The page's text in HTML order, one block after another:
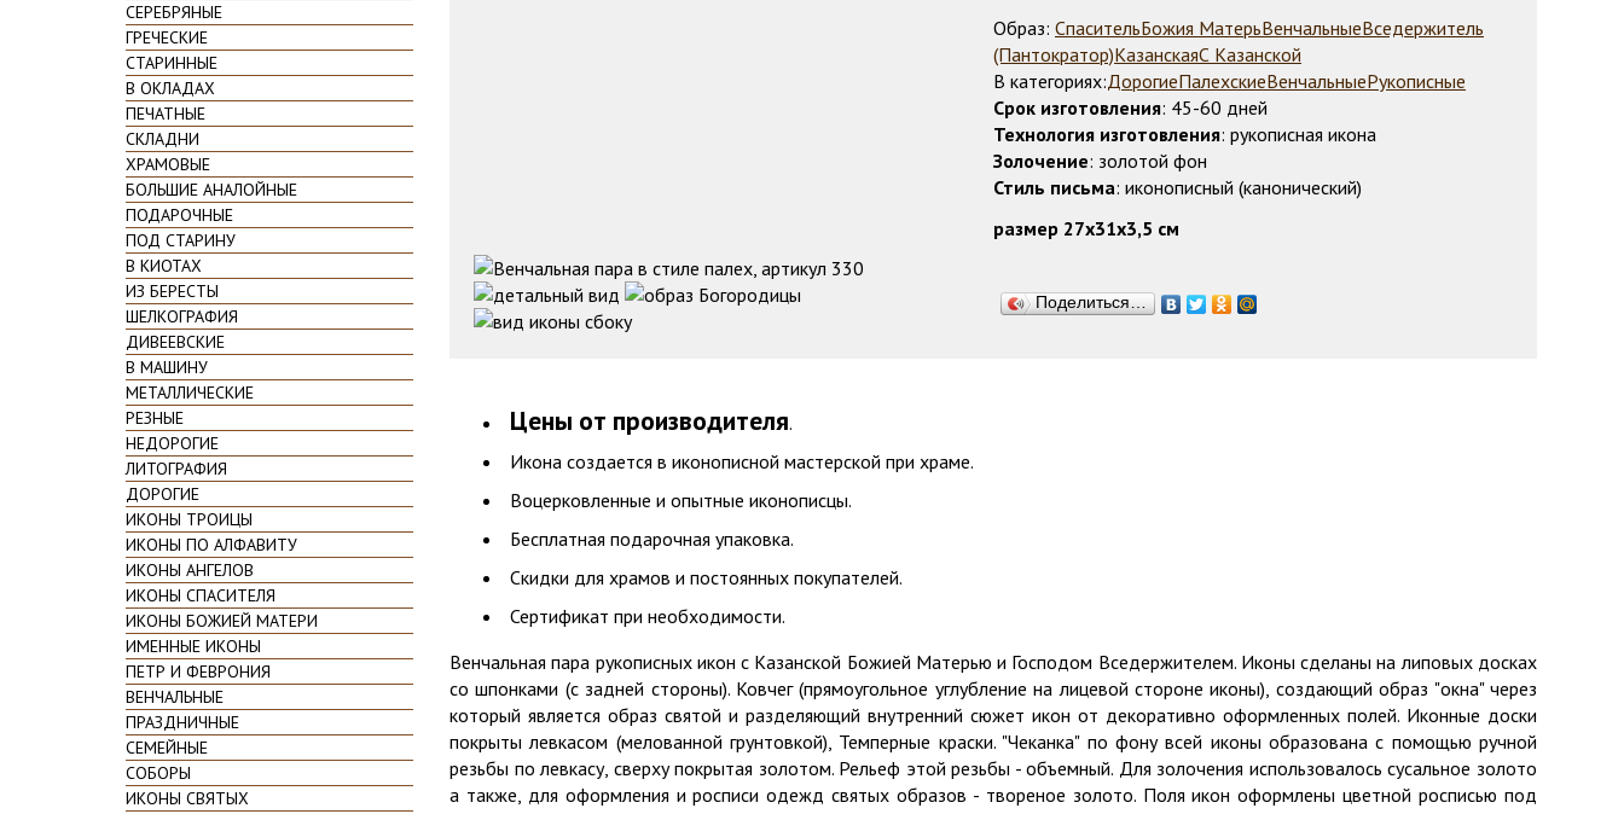
СЕРЕБРЯНЫЕ
ГРЕЧЕСКИЕ
СТАРИННЫЕ
В ОКЛАДАХ
ПЕЧАТНЫЕ
СКЛАДНИ
ХРАМОВЫЕ
БОЛЬШИЕ АНАЛОЙНЫЕ
ПОДАРОЧНЫЕ
ПОД СТАРИНУ
В КИОТАХ
ИЗ БЕРЕСТЫ
ШЕЛКОГРАФИЯ
ДИВЕЕВСКИЕ
В МАШИНУ
МЕТАЛЛИЧЕСКИЕ
РЕЗНЫЕ
НЕДОРОГИЕ
ЛИТОГРАФИЯ
ДОРОГИЕ
ИКОНЫ ТРОИЦЫ
ИКОНЫ ПО АЛФАВИТУ
ИКОНЫ АНГЕЛОВ
ИКОНЫ СПАСИТЕЛЯ
ИКОНЫ БОЖИЕЙ МАТЕРИ
ИМЕННЫЕ ИКОНЫ
ПЕТР И ФЕВРОНИЯ
ВЕНЧАЛЬНЫЕ
ПРАЗДНИЧНЫЕ
СЕМЕЙНЫЕ
СОБОРЫ
ИКОНЫ СВЯТЫХ
Образ: СпасительБожия МатерьВенчальныеВседержитель
(Пантократор)КазанскаяС Казанской
В категориях:ДорогиеПалехскиеВенчальныеРукописные
Срок изготовления: 45-60 дней
Технология изготовления: рукописная икона
Золочение: золотой фон
Стиль письма: иконописный (канонический)
размер 27х31х3,5 см
Поделиться…
Цены от производителя.
Икона создается в иконописной мастерской при храме.
Воцерковленные и опытные иконописцы.
Бесплатная подарочная упаковка.
Скидки для храмов и постоянных покупателей.
Сертификат при необходимости.
Венчальная пара рукописных икон с Казанской Божией Матерью и Господом Вседержителем. Иконы сделаны на липовых досках
со шпонками (с задней стороны). Ковчег (прямоугольное углубление на лицевой стороне иконы), создающий образ "окна" через
который является образ святой и разделяющий внутренний сюжет икон от декоративно оформленных полей. Иконные доски
покрыты левкасом (мелованной грунтовкой), Темперные краски. "Чеканка" по фону всей иконы образована с помощью ручной
резьбы по левкасу, сверху покрытая золотом. Рельеф этой резьбы - объемный. Для золочения использовалось сусальное золото
а также, для оформления и росписи одежд святых образов - твореное золото. Поля икон оформлены цветной росписью под